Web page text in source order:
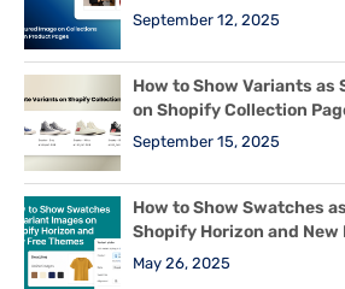
September 12, 2025
How to Show Variants as
on Shopify Collection
September 15, 2025
How to Show Swatches
Shopify Horizon and
May 26, 2025